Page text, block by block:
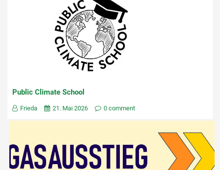
Public Climate School
Frieda 21. Mai 2026 0 comment